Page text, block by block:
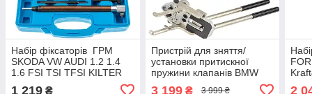
Набір фіксаторів ГРМ
SKODA VW AUDI 1.2 1.4
1.6 FSI TSI TFSI KILTER
1 219 ₴
Пристрій для зняття/
установки притискної
пружини клапанів BMW
N20 N26 N55 MSW MSW-
3 199₴ 3 999 ₴ 2